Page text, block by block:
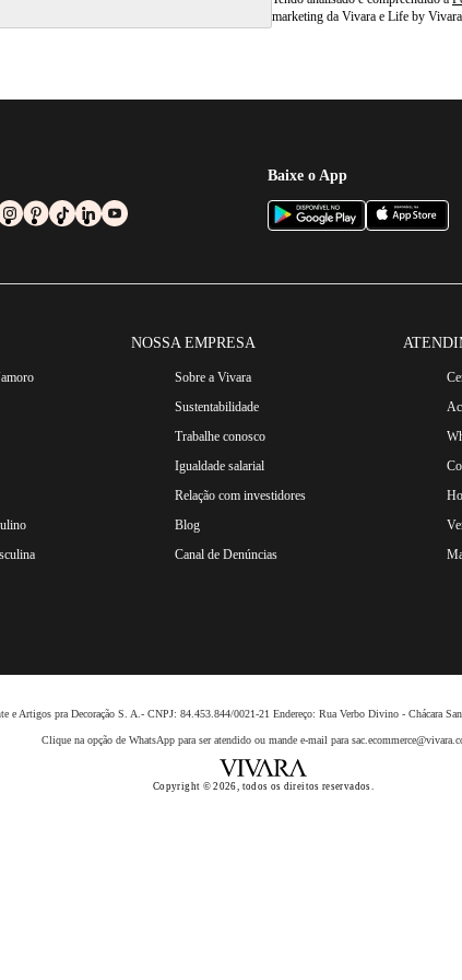
marketing da Vivara e Life by
Baixe o App
NOSSA EMPRESA
Sobre a Vivara
Sustentabilidade
Trabalhe conosco
Igualdade salarial
Relação com investidores
Blog
Canal de Denúncias
e Artigos pra Decoração S. A.- CNPJ: 84.453.844/0021-21 Endereço: Rua Verbo Divino - Chácara
Clique na opção de WhatsApp para ser atendido ou mande e-mail para
Copyright © 2026, todos os direitos reservados.